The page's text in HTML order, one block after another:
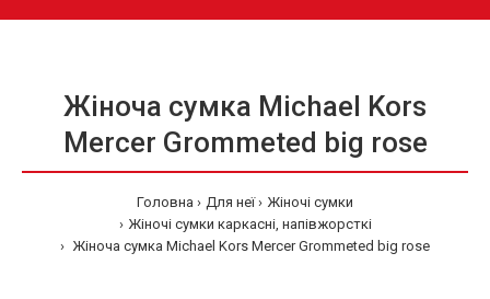
Жіноча сумка Michael Kors
Mercer Grommeted big rose
Головна Для неї
Жіночі сумки
Жіночі сумки каркасні, напівжорсткі
Жіноча сумка Michael Kors Mercer Grommeted big rose